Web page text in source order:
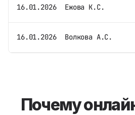
16.01.2026 Ежова К.С.
16.01.2026 Волкова А.С.
Почему